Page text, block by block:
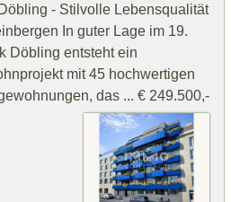
- Stilvolle Lebensqualität
In guter Lage im 19.
Döbling entsteht ein
mit 45 hochwertigen
das ... € 249.500,-